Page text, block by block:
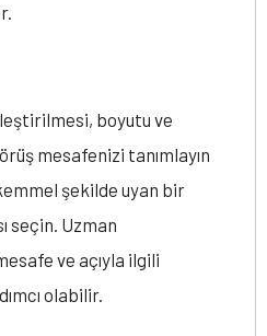
boyutu ve
mesafenizi tanımlayın
şekilde uyan bir
seçin. Uzman
ve açıyla ilgili
olabilir.